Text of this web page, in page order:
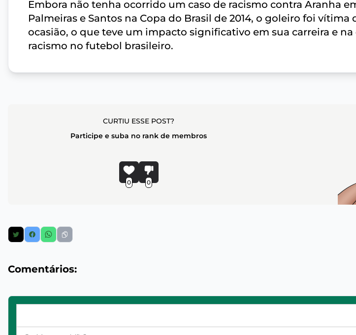
Embora não tenha ocorrido um caso de racismo contra Aranha
Palmeiras e Santos na Copa do Brasil de 2014, o goleiro foi vítima
ocasião, o que teve um impacto significativo em sua carreira e na
racismo no futebol brasileiro.
CURTIU ESSE POST?
Participe e suba no rank de membros
0 0
Comentários: